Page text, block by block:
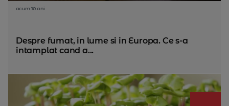
acum 10 ani
Despre fumat, in lume si in Europa. Ce s-a
intamplat cand a...